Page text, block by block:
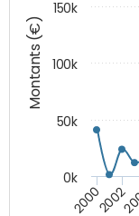
Montants (€)
20002002
0k
50k
100k
150k